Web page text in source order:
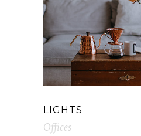
LIGHTS
Offices